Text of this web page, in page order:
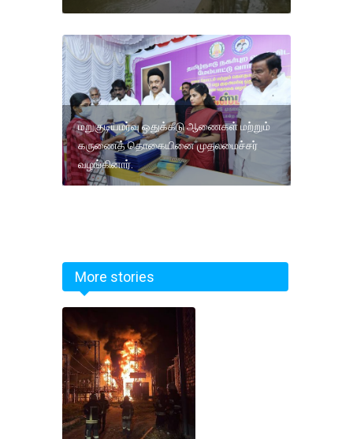
மறுகுடியமர்வு ஒதுக்கீடு ஆணைகள் மற்றும்
கருணைத் தொகையினை முதலமைச்சர்
வழங்கினார்.
More stories